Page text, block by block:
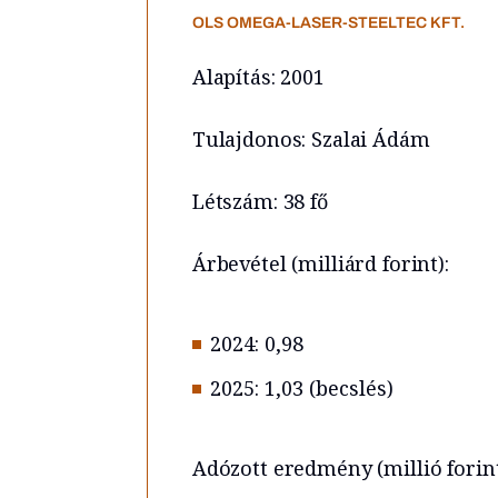
OLS OMEGA-LASER-STEELTEC KFT.
Alapítás: 2001
Tulajdonos: Szalai Ádám
Létszám: 38 fő
Árbevétel (milliárd forint):
2024: 0,98
2025: 1,03 (becslés)
Adózott eredmény (millió